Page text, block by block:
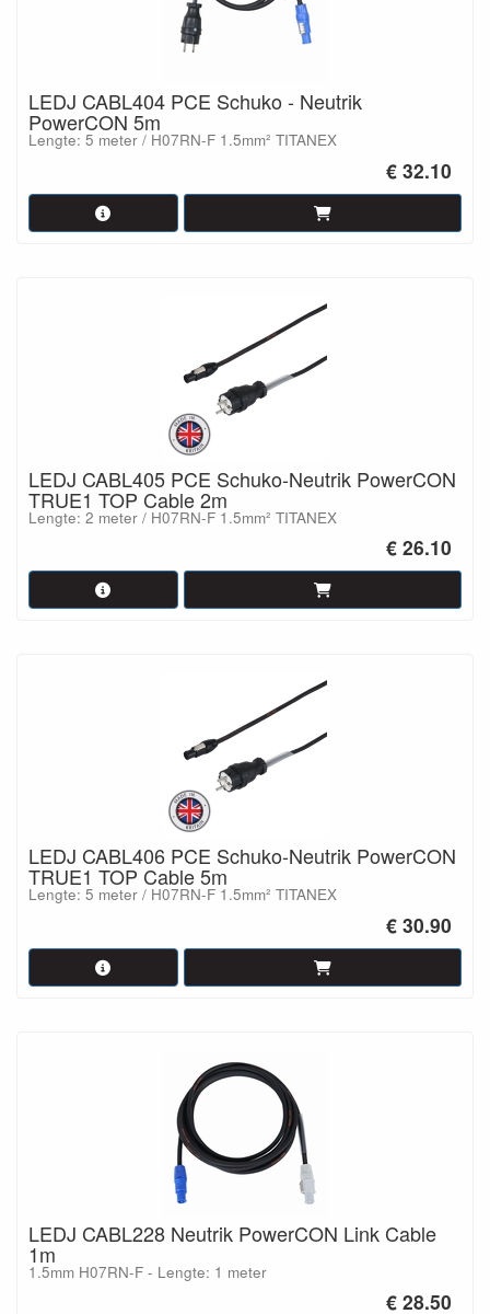
LEDJ CABL404 PCE Schuko - Neutrik
PowerCON 5m
Lengte: 5 meter / H07RN-F 1.5mm² TITANEX
€ 32.10
LEDJ CABL405 PCE Schuko-Neutrik PowerCON
TRUE1 TOP Cable 2m
Lengte: 2 meter / H07RN-F 1.5mm² TITANEX
€ 26.10
LEDJ CABL406 PCE Schuko-Neutrik PowerCON
TRUE1 TOP Cable 5m
Lengte: 5 meter / H07RN-F 1.5mm² TITANEX
€ 30.90
LEDJ CABL228 Neutrik PowerCON Link Cable
1m
1.5mm H07RN-F - Lengte: 1 meter
€ 28.50